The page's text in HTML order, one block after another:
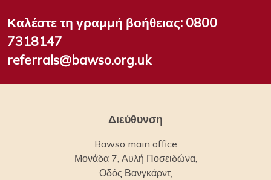
Καλέστε τη γραμμή βοήθειας: 0800
7318147
referrals@bawso.org.uk
Διεύθυνση
Bawso main office
Μονάδα 7, Αυλή Ποσειδώνα,
Οδός Βανγκάρντ,